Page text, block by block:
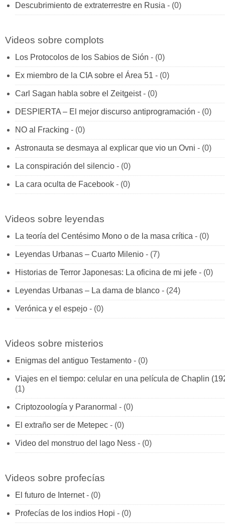
Descubrimiento de extraterrestre en Rusia - (0)
Videos sobre complots
Los Protocolos de los Sabios de Sión - (0)
Ex miembro de la CIA sobre el Área 51 - (0)
Carl Sagan habla sobre el Zeitgeist- (0)
DESPIERTA – El mejor discurso antiprogramación - (0)
NO al Fracking - (0)
Astronauta se desmaya al explicar que vio un Ovni - (0)
La conspiración del silencio - (0)
La cara oculta de Facebook - (0)
Videos sobre leyendas
La teoría del Centésimo Mono o de la masa crítica - (0)
Leyendas Urbanas – Cuarto Milenio - (7)
Historias de Terror Japonesas: La oficina de mi jefe - (0)
Leyendas Urbanas – La dama de blanco - (24)
Verónica y el espejo - (0)
Videos sobre misterios
Enigmas del antiguo Testamento - (0)
Viajes en el tiempo: celular en una película de Chaplin
(1)
Criptozoología y Paranormal - (0)
El extraño ser de Metepec - (0)
Video del monstruo del lago Ness - (0)
Videos sobre profecías
El futuro de Internet- (0)
Profecías de los indios Hopi - (0)